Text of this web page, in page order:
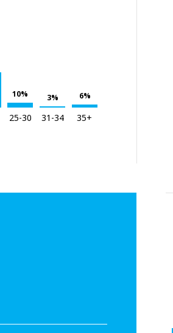
10%
3% 6%
25-30 31-34 35+